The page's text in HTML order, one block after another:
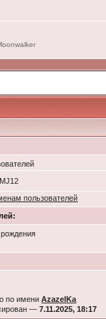
пользователей
по имениAzazelKa
—7.11.2025, 18:17